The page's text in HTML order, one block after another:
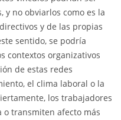
y no obviarlos como es la
y de las propias
sentido, se podría
contextos organizativos
de estas redes
el clima laboral o la
los trabajadores
transmiten afecto más